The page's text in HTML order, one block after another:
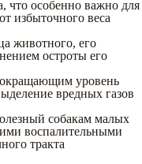
что особенно важно для
избыточного веса
животного, его
остроты его
уровень
вредных газов
собакам малых
воспалительными
тракта